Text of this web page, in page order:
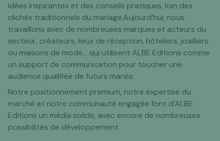
idées inspirantes et des conseils pratiques, loin des
clichés traditionnels du mariage.Aujourd’hui, nous
travaillons avec de nombreuses marques et acteurs du
secteur, créateurs, lieux de réception, hôteliers, joailliers
ou maisons de mode... qui utilisent ALBE Editions comme
un support de communication pour toucher une
audience qualifiée de futurs mariés.
Notre positionnement premium, notre expertise du
marché et notre communauté engagée font d’ALBE
Editions un média solide, avec encore de nombreuses
possibilités de développement.